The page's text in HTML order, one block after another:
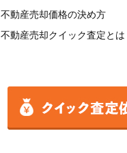
不動産売却価格の決め方
不動産売却クイック査定とは